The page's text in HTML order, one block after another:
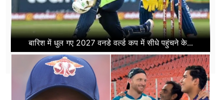
बारिश में धुल गए 2027 वनडे वर्ल्ड कप में सीधे पहुंचने के...